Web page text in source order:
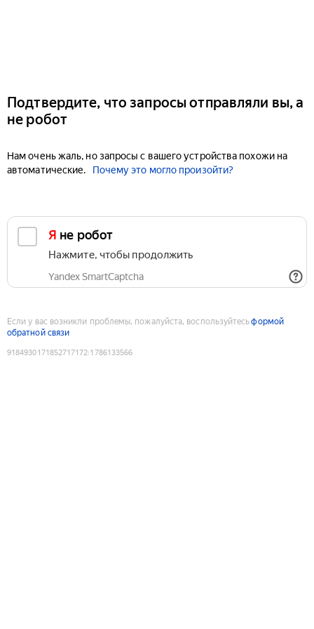
Подтвердите, что запросы отправляли вы, а
не робот
Нам очень жаль, но запросы с вашего устройства похожи на
автоматические.
Почему это могло произойти?
Я не робот
Нажмите, чтобы продолжить
Yandex SmartCaptcha
Если у вас возникли проблемы, пожалуйста, воспользуйтесьформой
обратной связи
9184930171852717172:1786133566